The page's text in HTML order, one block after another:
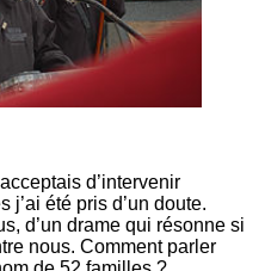
d’intervenir
j’ai été pris d’un doute.
d’un drame qui résonne si
nous. Comment parler